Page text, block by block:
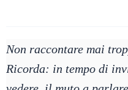
Non raccontare mai
Ricorda: in tempo di